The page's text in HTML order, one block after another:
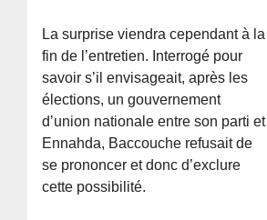
La surprise viendra cependant à la
fin de l’entretien. Interrogé pour
savoir s’il envisageait, après les
élections, un gouvernement
d’union nationale entre son parti et
Ennahda, Baccouche refusait de
se prononcer et donc d’exclure
cette possibilité.